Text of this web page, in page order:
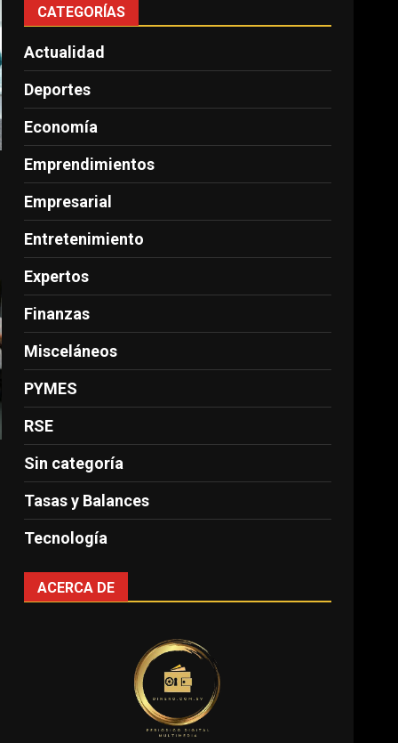
CATEGORÍAS
Actualidad
Deportes
Economía
Emprendimientos
Empresarial
Entretenimiento
Expertos
Finanzas
Misceláneos
PYMES
RSE
Sin categoría
Tasas y Balances
Tecnología
ACERCA DE